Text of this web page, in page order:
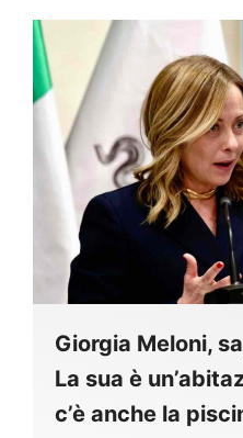
Giorgia Meloni,
La sua è
c’è anche la